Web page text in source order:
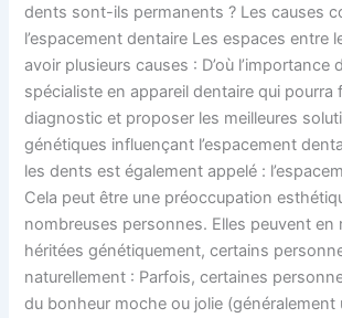
dents sont-ils permanents ? Les causes
l’espacement dentaire Les espaces entre
avoir plusieurs causes : D’où l’importance
spécialiste en appareil dentaire qui pourra
diagnostic et proposer les meilleures
génétiques influençant l’espacement
les dents est également appelé :
Cela peut être une préoccupation
nombreuses personnes. Elles peuvent en
héritées génétiquement, certains
naturellement : Parfois, certaines
du bonheur moche ou jolie (généralement